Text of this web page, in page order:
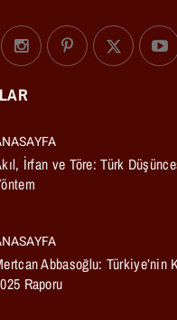
İrfan ve Töre: Türk
Abbasoğlu: Türkiye’nin
Raporu